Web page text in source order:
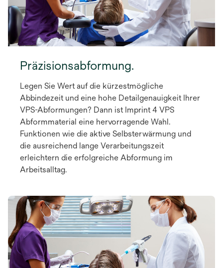
Präzisionsabformung.
Legen Sie Wert auf die kürzestmögliche
Abbindezeit und eine hohe Detailgenauigkeit Ihrer
VPS-Abformungen? Dann ist Imprint 4 VPS
Abformmaterial eine hervorragende Wahl.
Funktionen wie die aktive Selbsterwärmung und
die ausreichend lange Verarbeitungszeit
erleichtern die erfolgreiche Abformung im
Arbeitsalltag.